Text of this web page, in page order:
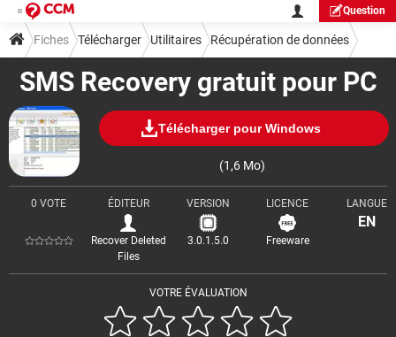
Question
SMS Recovery gratuit pour PC
Télécharger pour Windows
(1,6 Mo)
VOTRE ÉVALUATION
0 VOTE ÉDITEUR
Recover Deleted
Files
VERSION
3.0.1.5.0
LICENCE
Freeware
LANGUE
EN
Fiches Télécharger Utilitaires Récupération de données